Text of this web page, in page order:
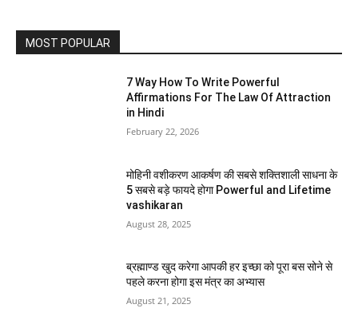
MOST POPULAR
7 Way How To Write Powerful
Affirmations For The Law Of Attraction
in Hindi
February 22, 2026
मोहिनी वशीकरण आकर्षण की सबसे शक्तिशाली साधना के
5 सबसे बड़े फायदे होगा Powerful and Lifetime
vashikaran
August 28, 2025
ब्रह्माण्ड खुद करेगा आपकी हर इच्छा को पूरा बस सोने से
पहले करना होगा इस मंत्र का अभ्यास
August 21, 2025